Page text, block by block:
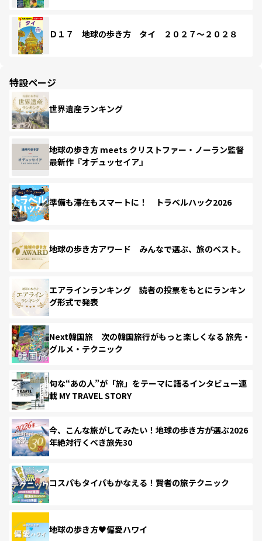
Ｄ１７ 地球の歩き方 タイ ２０２７～２０２８
特設ページ
世界遺産ランキング
地球の歩き方 meets クリストファー・ノーラン監督
最新作『オデュッセイア』
準備も滞在もスマートに！ トラベルハック2026
地球の歩き方アワード みんなで選ぶ、旅のベスト。
エアラインランキング 読者の投票をもとにランキン
グ形式で発表
Next韓国旅 次の韓国旅行がもっと楽しくなる 旅先・
グルメ・テクニック
旬な“あの人”が「旅」をテーマに語るインタビュー連
載 MY TRAVEL STORY
今、こんな旅がしてみたい！地球の歩き方が選ぶ2026
年絶対行くべき旅先30
コスパもタイパもかなえる！賢者の旅テクニック
地球の歩き方♥偏愛ハワイ